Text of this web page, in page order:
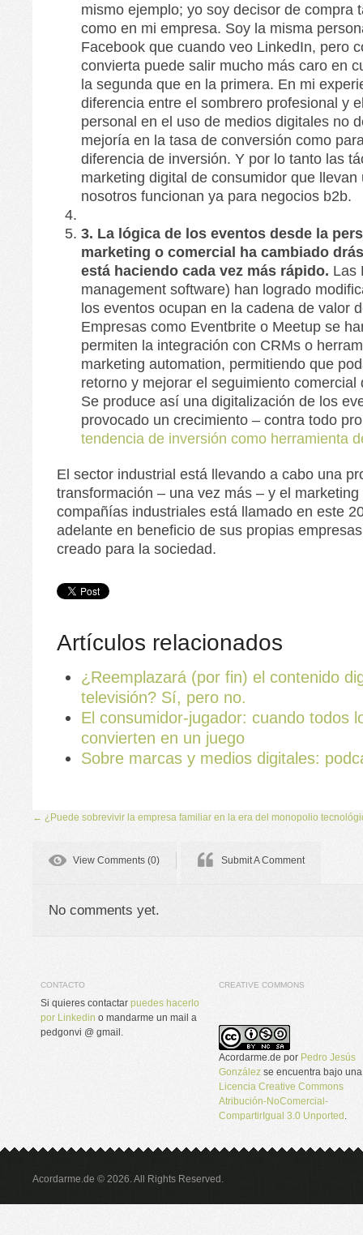
mismo ejemplo; yo soy decisor de compra
como en mi empresa. Soy la misma
Facebook que cuando veo LinkedIn, pero
convierta puede salir mucho más caro en
la segunda que en la primera. En mi
diferencia entre el sombrero profesional y
personal en el uso de medios digitales no
mejoría en la tasa de conversión como
diferencia de inversión. Y por lo tanto las
marketing digital de consumidor que llevan
nosotros funcionan ya para negocios b2b.
3. La lógica de los eventos desde la
marketing o comercial ha cambiado
está haciendo cada vez más rápido. Las
management software) han logrado
los eventos ocupan en la cadena de valor
Empresas como Eventbrite o Meetup se
permiten la integración con CRMs o
marketing automation, permitiendo que
retorno y mejorar el seguimiento comercial
Se produce así una digitalización de los
provocado un crecimiento – contra todo
tendencia de inversión como herramienta
El sector industrial está llevando a cabo una
transformación – una vez más – y el marketing
compañías industriales está llamado en este
adelante en beneficio de sus propias
creado para la sociedad.
Artículos relacionados
¿Reemplazará (por fin) el contenido
televisión? Sí, pero no.
El consumidor-jugador: cuando todos
convierten en un juego
Sobre marcas y medios digitales:
← ¿Puede sobrevivir la empresa familiar en la era del monopolio
View Comments (0) Submit A Comment
No comments yet.
CONTACTO
Si quieres contactar puedes hacerlo
por Linkedin o mandarme un mail a
pedgonvi @ gmail.
CREATIVE COMMONS
Acordarme.de por Pedro Jesús
González se encuentra bajo una
Licencia Creative Commons
Atribución-NoComercial-
CompartirIgual 3.0 Unported .
Acordarme.de © 2026. All Rights Reserved.